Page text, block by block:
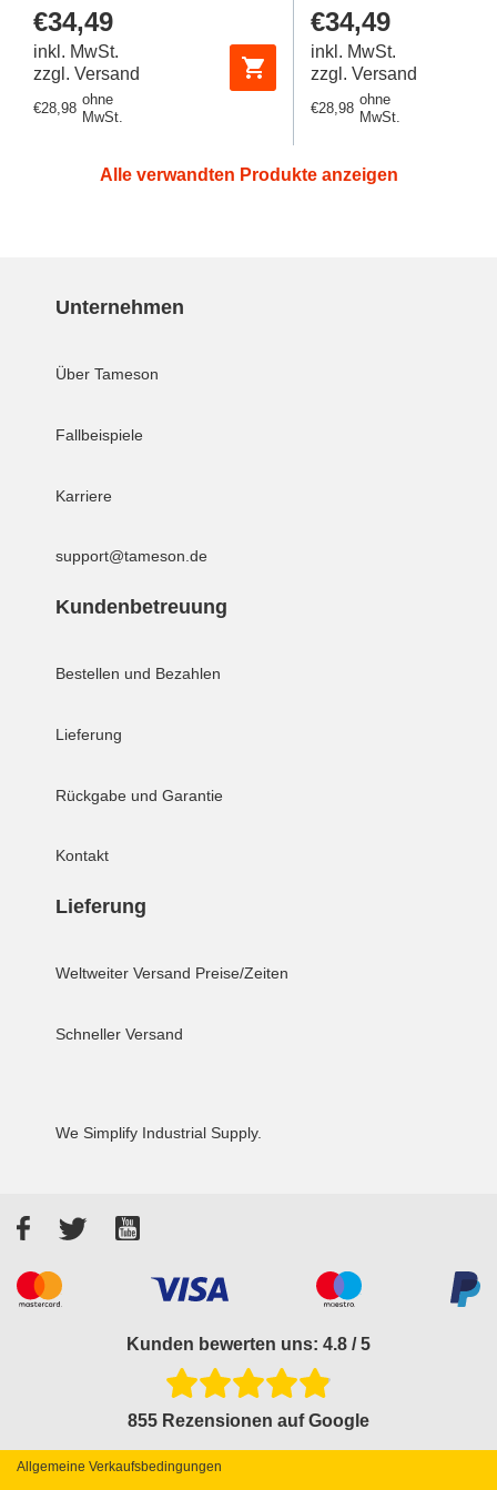
Regulärer
Preis
€34,49
inkl. MwSt.
zzgl. Versand
Regulärer
€28,98
ohne
MwSt.
Regulärer
Preis
€34,49
inkl. MwSt.
zzgl. Versand
Regulärer
€28,98
ohne
MwSt.
Alle verwandten Produkte anzeigen
Unternehmen
Über Tameson
Fallbeispiele
Karriere
support@tameson.de
Kundenbetreuung
Bestellen und Bezahlen
Lieferung
Rückgabe und Garantie
Kontakt
Lieferung
Weltweiter Versand Preise/Zeiten
Schneller Versand
We Simplify Industrial Supply.
FacebookTwitterYouTube
Kunden bewerten uns: 4.8 / 5
855 Rezensionen auf Google
Allgemeine Verkaufsbedingungen